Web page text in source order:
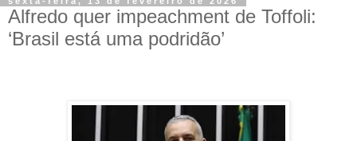
Alfredo quer impeachment de Toffoli:
‘Brasil está uma podridão’